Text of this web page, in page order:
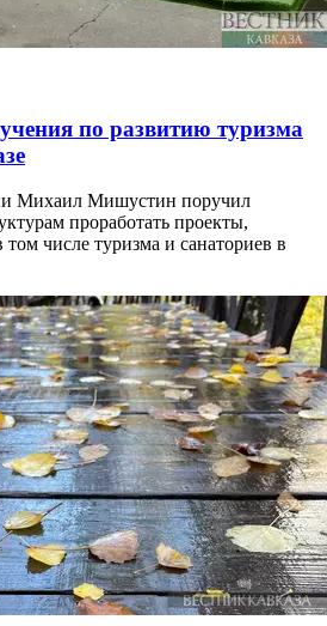
по развитию туризма
Михаил Мишустин поручил
проработать проекты,
том числе туризма и санаториев в